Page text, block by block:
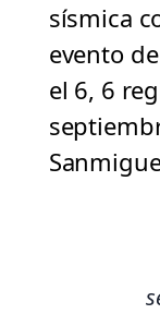
sísmica
evento
el 6, 6